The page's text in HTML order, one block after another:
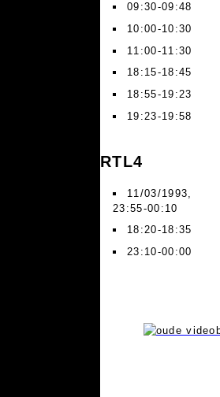
09:30-09:48
10:00-10:30
11:00-11:30
18:15-18:45
18:55-19:23
19:23-19:58
RTL4
11/03/1993,
23:55-00:10
18:20-18:35
23:10-00:00